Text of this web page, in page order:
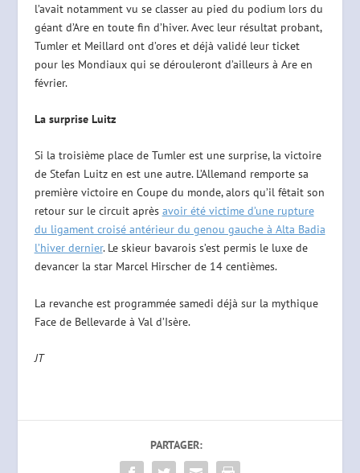
l’avait notamment vu se classer au pied du podium lors du
géant d’Are en toute fin d’hiver. Avec leur résultat probant,
Tumler et Meillard ont d’ores et déjà validé leur ticket
pour les Mondiaux qui se dérouleront d’ailleurs à Are en
février.
La surprise Luitz
Si la troisième place de Tumler est une surprise, la victoire
de Stefan Luitz en est une autre. L’Allemand remporte sa
première victoire en Coupe du monde, alors qu’il fêtait son
retour sur le circuit après avoir été victime d’une rupture
du ligament croisé antérieur du genou gauche à Alta Badia
l’hiver dernier. Le skieur bavarois s’est permis le luxe de
devancer la star Marcel Hirscher de 14 centièmes.
La revanche est programmée samedi déjà sur la mythique
Face de Bellevarde à Val d’Isère.
JT
PARTAGER: